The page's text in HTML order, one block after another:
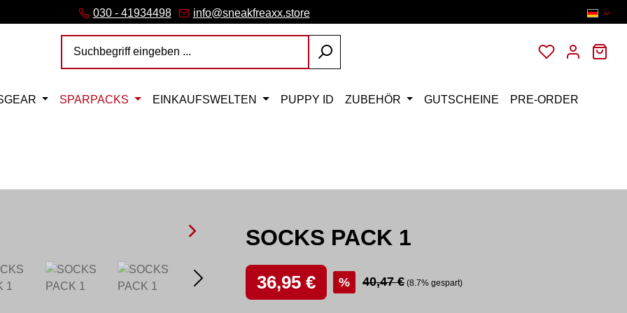
Link)
(externer Link)
Link)
Link)
öffnet in neuem Tab (externer Link)
030 - 41934498 info@sneakfreaxx.store
Du hast 0
SPARPACKS EINKAUFSWELTEN PUPPY ID ZUBEHÖR GUTSCHEINE PRE-ORDER
SOCKS PACK 1
Verkaufspreis:
36,95 € % Regulärer Preis:
40,47 € (8.7% gespart)